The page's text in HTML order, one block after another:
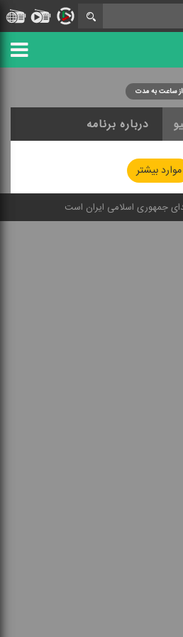
از ساعت به مدت
درباره برنامه
موارد بیشتر
جمهوری اسلامی ایران است